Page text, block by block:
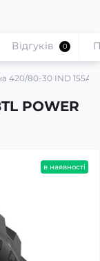
420/80-30 IND
POWER
Відгуків 0
в наявності